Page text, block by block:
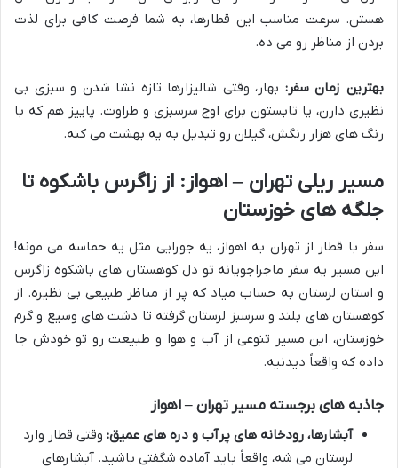
هستن. سرعت مناسب این قطارها، به شما فرصت کافی برای لذت
بردن از مناظر رو می ده.
بهترین زمان سفر: بهار، وقتی شالیزارها تازه نشا شدن و سبزی بی
نظیری دارن، یا تابستون برای اوج سرسبزی و طراوت. پاییز هم که با
رنگ های هزار رنگش، گیلان رو تبدیل به یه بهشت می کنه.
مسیر ریلی تهران – اهواز: از زاگرس باشکوه تا
جلگه های خوزستان
سفر با قطار از تهران به اهواز، یه جورایی مثل یه حماسه می مونه!
این مسیر یه سفر ماجراجویانه تو دل کوهستان های باشکوه زاگرس
و استان لرستان به حساب میاد که پر از مناظر طبیعی بی نظیره. از
کوهستان های بلند و سرسبز لرستان گرفته تا دشت های وسیع و گرم
خوزستان، این مسیر تنوعی از آب و هوا و طبیعت رو تو خودش جا
داده که واقعاً دیدنیه.
جاذبه های برجسته مسیر تهران – اهواز
آبشارها، رودخانه های پرآب و دره های عمیق: وقتی قطار وارد
لرستان می شه، واقعاً باید آماده شگفتی باشید. آبشارهای